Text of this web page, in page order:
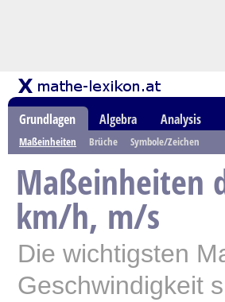
Grundlagen Algebra Analysis
Maßeinheiten Brüche Symbole/Zeichen
Maßeinheiten
km/h, m/s
Die wichtigsten
Geschwindigkeit